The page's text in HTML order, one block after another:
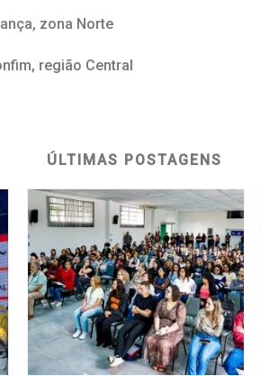
zona Norte
região Central
ÚLTIMAS POSTAGENS